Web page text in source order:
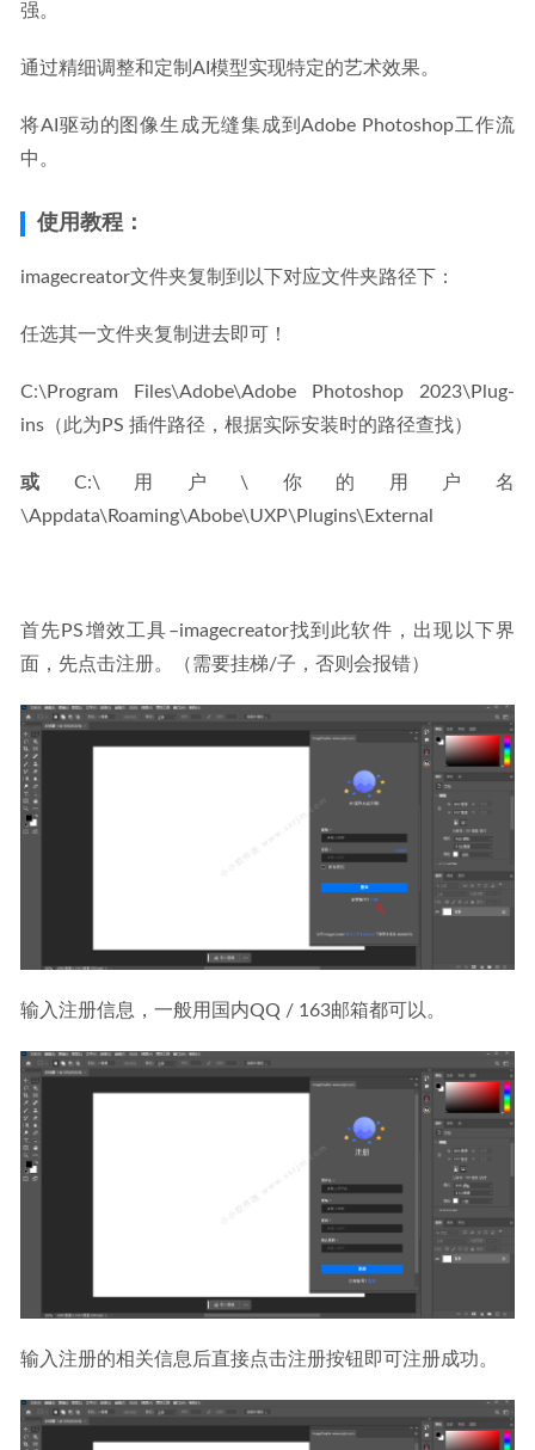
强。
通过精细调整和定制AI模型实现特定的艺术效果。
将AI驱动的图像生成无缝集成到Adobe Photoshop工作流
中。
使用教程：
imagecreator文件夹复制到以下对应文件夹路径下：
任选其一文件夹复制进去即可！
C:\Program Files\Adobe\Adobe Photoshop 2023\Plug-
ins（此为PS 插件路径，根据实际安装时的路径查找）
或 C:\用户\你的用户名
\Appdata\Roaming\Abobe\UXP\Plugins\External
首先PS增效工具–imagecreator找到此软件，出现以下界
面，先点击注册。（需要挂梯/子，否则会报错）
输入注册信息，一般用国内QQ / 163邮箱都可以。
输入注册的相关信息后直接点击注册按钮即可注册成功。